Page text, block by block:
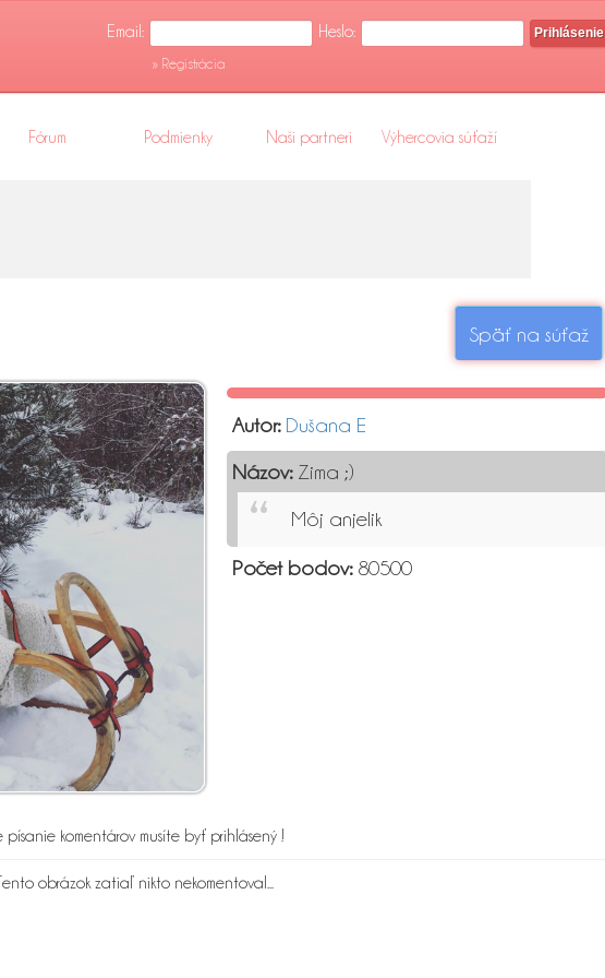
Email: Heslo:
Prihlásenie
» Registrácia
Fórum Podmienky Naši partneri Výhercovia súťaží
Späť na súťaž
Autor: Dušana E
Názov:Zima ;)
Môj anjelik
Počet bodov:80500
písanie komentárov musíte byť prihlásený !
Tento obrázok zatiaľ nikto nekomentoval...